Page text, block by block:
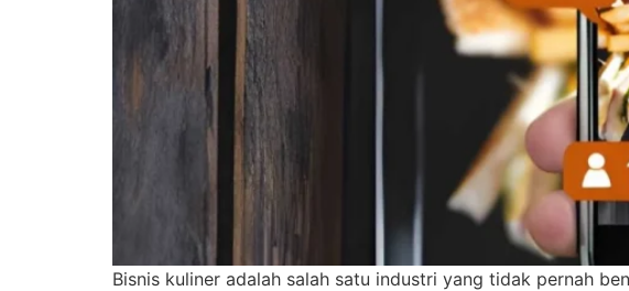
Bisnis kuliner adalah salah satu industri yang tidak pernah